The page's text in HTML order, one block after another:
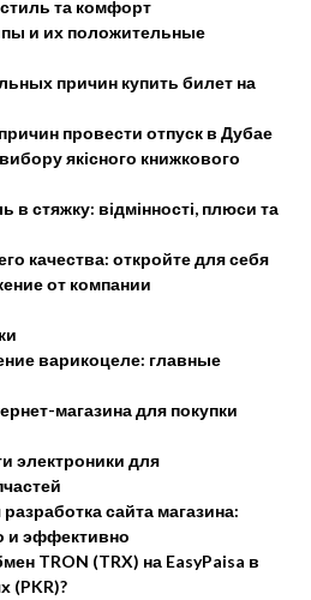
стиль та комфорт
и их положительные
причин купить билет на
провести отпуск в Дубае
якісного книжкового
в стяжку: відмінності, плюси та
качества: откройте для себя
от компании
варикоцеле: главные
магазина для покупки
электроники для
сайта магазина:
и эффективно
TRON (TRX) на EasyPaisa в
(PKR)?